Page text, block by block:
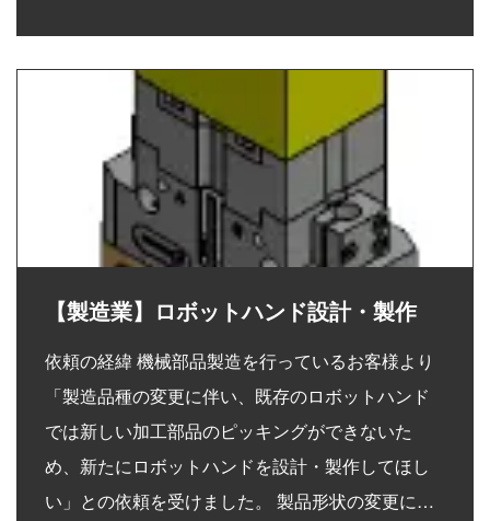
【製造業】ロボットハンド設計・製作
依頼の経緯 機械部品製造を行っているお客様より
「製造品種の変更に伴い、既存のロボットハンド
では新しい加工部品のピッキングができないた
め、新たにロボットハンドを設計・製作してほし
い」との依頼を受けました。 製品形状の変更に…